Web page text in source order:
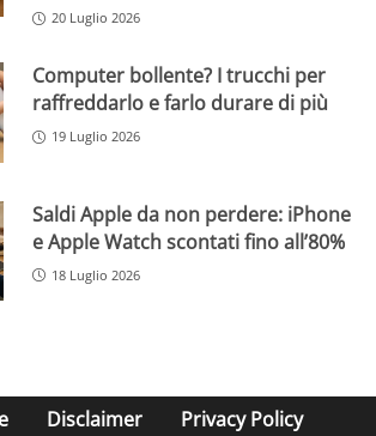
20 Luglio 2026
Computer bollente? I trucchi per
raffreddarlo e farlo durare di più
19 Luglio 2026
Saldi Apple da non perdere: iPhone
e Apple Watch scontati fino all’80%
18 Luglio 2026
Disclaimer Privacy Policy